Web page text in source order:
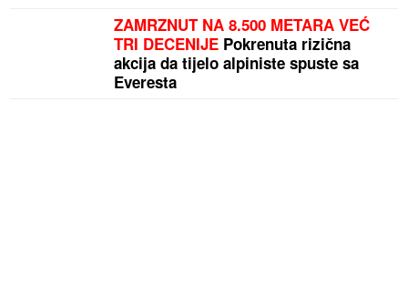
ZAMRZNUT NA 8.500 METARA VEĆ
TRI DECENIJE Pokrenuta rizična
akcija da tijelo alpiniste spuste sa
Everesta